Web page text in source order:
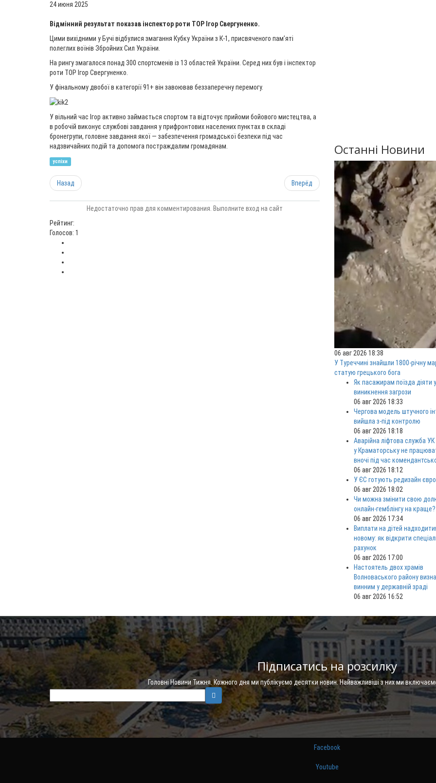
24 июня 2025
Відмінний результат показав інспектор роти ТОР Ігор Свергуненко.
Цими вихідними у Бучі відбулися змагання Кубку України з К-1, присвяченого пам’яті
полеглих воїнів Збройних Сил України.
На рингу змагалося понад 300 спортсменів із 13 областей України. Серед них був і інспектор
роти ТОР Ігор Свергуненко.
У фінальному двобої в категорії 91+ він завоював беззаперечну перемогу.
У вільний час Ігор активно займається спортом та відточує прийоми бойового мистецтва, а
в робочій виконує службові завдання у прифронтових населених пунктах в складі
бронегрупи, головне завдання якої — забезпечення громадської безпеки під час
надзвичайних подій та допомога постраждалим громадянам.
успіхи
Назад Вперёд
Недостаточно прав для комментирования. Выполните вход на сайт
Рейтинг:
Голосов: 1
Останні Новини
06 авг 2026 18:38
У Туреччині знайшли 1800-річну
статую грецького бога
Як пасажирам поїзда діяти у
виникнення загрози
06 авг 2026 18:33
Чергова модель штучного
вийшла з-під контролю
06 авг 2026 18:18
Аварійна ліфтова служба УК
у Краматорську не
вночі під час
06 авг 2026 18:12
У ЄС готують редизайн євро
06 авг 2026 18:02
Чи можна змінити свою
онлайн-гемблінгу на краще?
06 авг 2026 17:34
Виплати на дітей
новому: як відкрити
рахунок
06 авг 2026 17:00
Настоятель двох храмів
Волноваського району
винним у державній зраді
06 авг 2026 16:52
Підписатись на розсилку
Головні Новини Тижня. Кожного дня ми публікуємо десятки новин. Найважливіші з них ми
Facebook
Youtube